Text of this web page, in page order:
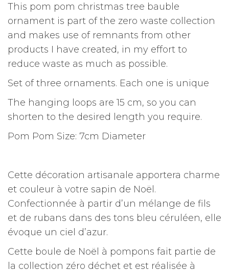
This pom pom christmas tree bauble
ornament is part of the zero waste collection
and makes use of remnants from other
products I have created, in my effort to
reduce waste as much as possible.
Set of three ornaments. Each one is unique
The hanging loops are 15 cm, so you can
shorten to the desired length you require.
Pom Pom Size: 7cm Diameter
Cette décoration artisanale apportera charme
et couleur à votre sapin de Noël.
Confectionnée à partir d’un mélange de fils
et de rubans dans des tons bleu céruléen, elle
évoque un ciel d’azur.
Cette boule de Noël à pompons fait partie de
la collection zéro déchet et est réalisée à